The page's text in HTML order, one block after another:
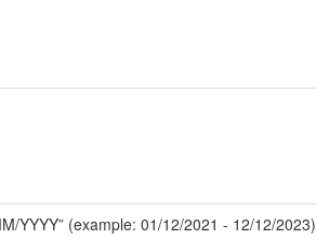
YYYY” (example: 01/12/2021 - 12/12/2023)